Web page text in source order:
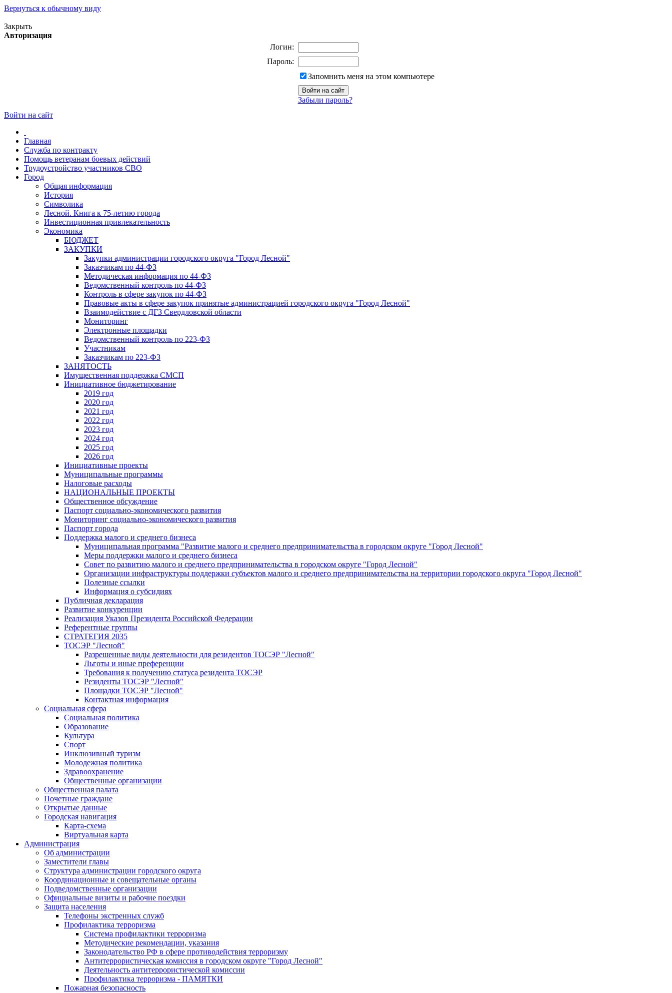
Вернуться к обычному виду
Закрыть
Авторизация
Логин:
Пароль:
Запомнить меня на этом компьютере
Забыли пароль?
Войти на сайт
Главная
Служба по контракту
Помощь ветеранам боевых действий
Трудоустройство участников СВО
Город
Общая информация
История
Символика
Лесной. Книга к 75-летию города
Инвестиционная привлекательность
Экономика
БЮДЖЕТ
ЗАКУПКИ
Закупки администрации городского округа "Город Лесной"
Заказчикам по 44-ФЗ
Методическая информация по 44-ФЗ
Ведомственный контроль по 44-ФЗ
Контроль в сфере закупок по 44-ФЗ
Правовые акты в сфере закупок принятые администрацией городского округа "Город Лесной"
Взаимодействие с ДГЗ Свердловской области
Мониторинг
Электронные площадки
Ведомственный контроль по 223-ФЗ
Участникам
Заказчикам по 223-ФЗ
ЗАНЯТОСТЬ
Имущественная поддержка СМСП
Инициативное бюджетирование
2019 год
2020 год
2021 год
2022 год
2023 год
2024 год
2025 год
2026 год
Инициативные проекты
Муниципальные программы
Налоговые расходы
НАЦИОНАЛЬНЫЕ ПРОЕКТЫ
Общественное обсуждение
Паспорт социально-экономического развития
Мониторинг социально-экономического развития
Паспорт города
Поддержка малого и среднего бизнеса
Муниципальная программа "Развитие малого и среднего предпринимательства в городском округе "Город Лесной"
Меры поддержки малого и среднего бизнеса
Совет по развитию малого и среднего предпринимательства в городском округе "Город Лесной"
Организации инфраструктуры поддержки субъектов малого и среднего предпринимательства на территории городского округа "Город Лесной"
Полезные ссылки
Информация о субсидиях
Публичная декларация
Развитие конкуренции
Реализация Указов Президента Российской Федерации
Референтные группы
СТРАТЕГИЯ 2035
ТОСЭР "Лесной"
Разрешенные виды деятельности для резидентов ТОСЭР "Лесной"
Льготы и иные преференции
Требования к получению статуса резидента ТОСЭР
Резиденты ТОСЭР "Лесной"
Площадки ТОСЭР "Лесной"
Контактная информация
Социальная сфера
Социальная политика
Образование
Культура
Спорт
Инклюзивный туризм
Молодежная политика
Здравоохранение
Общественные организации
Общественная палата
Почетные граждане
Открытые данные
Городская навигация
Карта-схема
Виртуальная карта
Администрация
Об администрации
Заместители главы
Структура администрации городского округа
Координационные и совещательные органы
Подведомственные организации
Официальные визиты и рабочие поездки
Защита населения
Телефоны экстренных служб
Профилактика терроризма
Система профилактики терроризма
Методические рекомендации, указания
Законодательство РФ в сфере противодействия терроризму
Антитеррористическая комиссия в городском округе "Город Лесной"
Деятельность антитеррористической комиссии
Профилактика терроризма - ПАМЯТКИ
Пожарная безопасность